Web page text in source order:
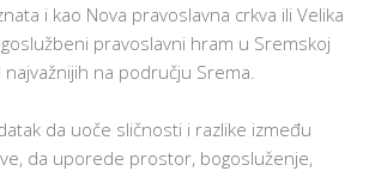
i kao Nova pravoslavna crkva ili Velika
pravoslavni hram u Sremskoj
na području Srema.
da uoče sličnosti i razlike između
da uporede prostor, bogosluženje,